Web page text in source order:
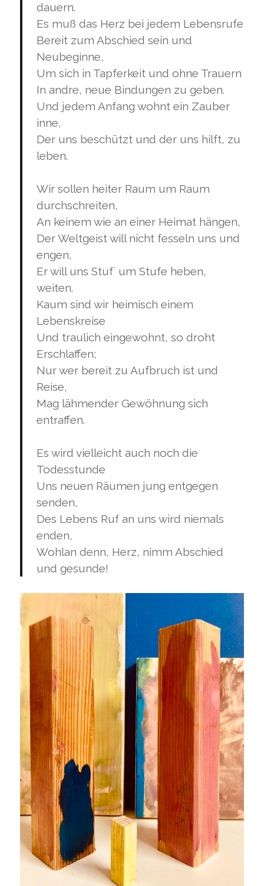
dauern.
Es muß das Herz bei jedem Lebensrufe
Bereit zum Abschied sein und
Neubeginne,
Um sich in Tapferkeit und ohne Trauern
In andre, neue Bindungen zu geben.
Und jedem Anfang wohnt ein Zauber
inne,
Der uns beschützt und der uns hilft, zu
leben.
Wir sollen heiter Raum um Raum
durchschreiten,
An keinem wie an einer Heimat hängen,
Der Weltgeist will nicht fesseln uns und
engen,
Er will uns Stuf´ um Stufe heben,
weiten.
Kaum sind wir heimisch einem
Lebenskreise
Und traulich eingewohnt, so droht
Erschlaffen;
Nur wer bereit zu Aufbruch ist und
Reise,
Mag lähmender Gewöhnung sich
entraffen.
Es wird vielleicht auch noch die
Todesstunde
Uns neuen Räumen jung entgegen
senden,
Des Lebens Ruf an uns wird niemals
enden,
Wohlan denn, Herz, nimm Abschied
und gesunde!